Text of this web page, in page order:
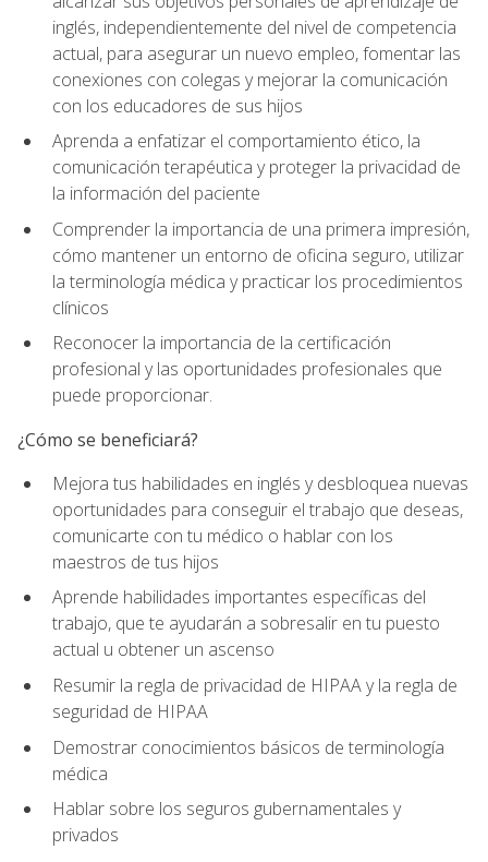
inglés, independientemente del nivel de competencia
actual, para asegurar un nuevo empleo, fomentar las
conexiones con colegas y mejorar la comunicación
con los educadores de sus hijos
Aprenda a enfatizar el comportamiento ético, la
comunicación terapéutica y proteger la privacidad de
la información del paciente
Comprender la importancia de una primera impresión,
cómo mantener un entorno de oficina seguro, utilizar
la terminología médica y practicar los procedimientos
clínicos
Reconocer la importancia de la certificación
profesional y las oportunidades profesionales que
puede proporcionar.
¿Cómo se beneficiará?
Mejora tus habilidades en inglés y desbloquea nuevas
oportunidades para conseguir el trabajo que deseas,
comunicarte con tu médico o hablar con los
maestros de tus hijos
Aprende habilidades importantes específicas del
trabajo, que te ayudarán a sobresalir en tu puesto
actual u obtener un ascenso
Resumir la regla de privacidad de HIPAA y la regla de
seguridad de HIPAA
Demostrar conocimientos básicos de terminología
médica
Hablar sobre los seguros gubernamentales y
privados